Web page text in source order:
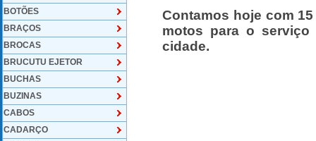
BOTÕES
BRAÇOS
BROCAS
BRUCUTU EJETOR
BUCHAS
BUZINAS
CABOS
CADARÇO
Contamos hoje com
motos para o serviço
cidade.